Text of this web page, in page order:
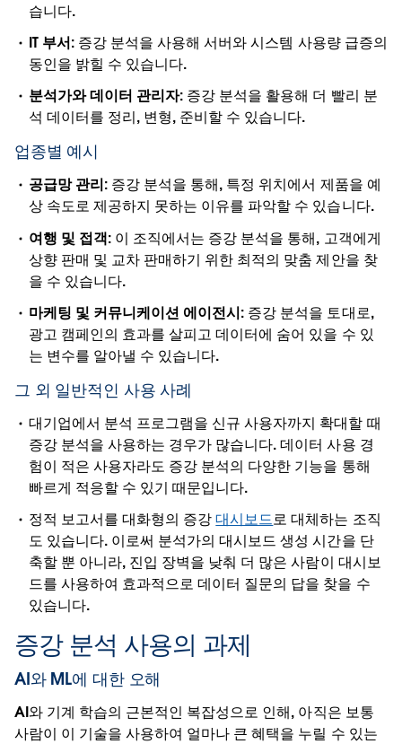
습니다.
IT 부서: 증강 분석을 사용해 서버와 시스템 사용량 급증의
동인을 밝힐 수 있습니다.
분석가와 데이터 관리자: 증강 분석을 활용해 더 빨리 분
석 데이터를 정리, 변형, 준비할 수 있습니다.
업종별 예시
공급망 관리: 증강 분석을 통해, 특정 위치에서 제품을 예
상 속도로 제공하지 못하는 이유를 파악할 수 있습니다.
여행 및 접객: 이 조직에서는 증강 분석을 통해, 고객에게
상향 판매 및 교차 판매하기 위한 최적의 맞춤 제안을 찾
을 수 있습니다.
마케팅 및 커뮤니케이션 에이전시: 증강 분석을 토대로,
광고 캠페인의 효과를 살피고 데이터에 숨어 있을 수 있
는 변수를 알아낼 수 있습니다.
그 외 일반적인 사용 사례
대기업에서 분석 프로그램을 신규 사용자까지 확대할 때
증강 분석을 사용하는 경우가 많습니다. 데이터 사용 경
험이 적은 사용자라도 증강 분석의 다양한 기능을 통해
빠르게 적응할 수 있기 때문입니다.
정적 보고서를 대화형의 증강대시보드로 대체하는 조직
도 있습니다. 이로써 분석가의 대시보드 생성 시간을 단
축할 뿐 아니라, 진입 장벽을 낮춰 더 많은 사람이 대시보
드를 사용하여 효과적으로 데이터 질문의 답을 찾을 수
있습니다.
증강 분석 사용의 과제
AI와 ML에 대한 오해
AI와 기계 학습의 근본적인 복잡성으로 인해, 아직은 보통
사람이 이 기술을 사용하여 얼마나 큰 혜택을 누릴 수 있는